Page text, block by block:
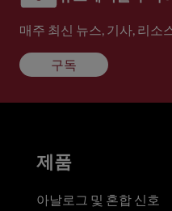
매주 최신 뉴스, 기사, 리소
구독
제품
아날로그 및 혼합 신호